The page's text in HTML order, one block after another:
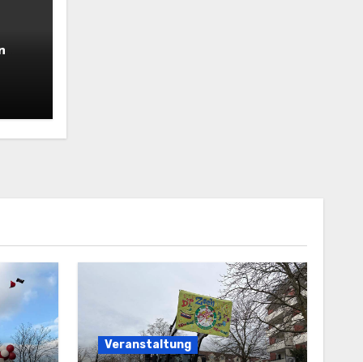
Veranstaltung